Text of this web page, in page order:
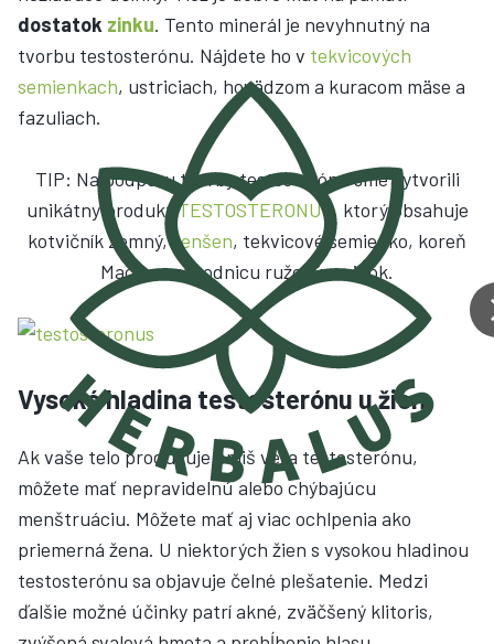
dostatok zinku. Tento minerál je nevyhnutný na
tvorbu testosterónu. Nájdete ho v tekvicových
semienkach, ustriciach, hovädzom a kuracom mäse a
fazuliach.
TIP: Na podporu tvorby testosterónu sme vytvorili
unikátny produkt TESTOSTERONUS, ktorý obsahuje
kotvičník zemný, ženšen, tekvicové semienko, koreň
Maca, rozchodnicu ružovú a zinok.
Vysoká hladina testosterónu u žien
Ak vaše telo produkuje príliš veľa testosterónu,
môžete mať nepravidelnú alebo chýbajúcu
menštruáciu. Môžete mať aj viac ochlpenia ako
priemerná žena. U niektorých žien s vysokou hladinou
testosterónu sa objavuje čelné plešatenie. Medzi
ďalšie možné účinky patrí akné, zväčšený klitoris,